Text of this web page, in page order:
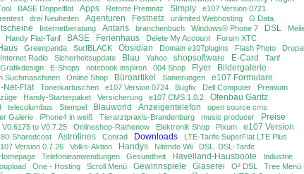
BASE Doppelflat Apps Retorte Premnitz Simply
e107 Version 0721
drei Neuheiten Agenturen Festnetz unlimited Webhosting
G Data
Internetberatung Antaris branchenbuch Windows® Phone 7 DSL
Handy Flat-Tarif BASE Ferienhaus Delete My Account Forum XTC
Greenpanda SurfBLACK Obsidian Domain e107plugins Flash Photo
Drupal
Internet Radio Sicherheitsupdate Blau Yahoo shopsoftware E-Card
Tarif
Grafikdesign E-Shops notebook inspiron 004 Shop Flyer Bildergalerie
Suchmaschinen Online Shop Büroartikel Sanierungen e107 Formulare
Net-Flat Tonerkartuschen e107 Version 0724 Bugfix Dell Computer
Premium
Handy-Starterpaket Versicherung e107 CMS 1.0.2 Ofenbau Garitz
telecolumbus Stempel Blauworld Anzeigentelefon
open source cms
Galerie iPhone4 in weiß Tierarztpraxis-Brandenburg music producer Preise
V0.6175 to V0.7.25 Onlineshop-Rathenow Elektronik Shop Pixum
e107 Version
Sharedcost Astrolines Conrad Downloads LTE-Tarife SuperFlat LTE Plus
Version 0.7.26 Volks-Aktion Handys Nitendo Wii
DSL. DSL-Tarife
Telefonieanwendungen Gesundheit Havelland-Hausboote
Industrie
One - Hosting Scroll Menü Gewinnspiele Glaserei O² DSL
Tree Menü